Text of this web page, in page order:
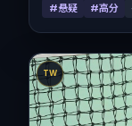
#悬疑 #高分
TW